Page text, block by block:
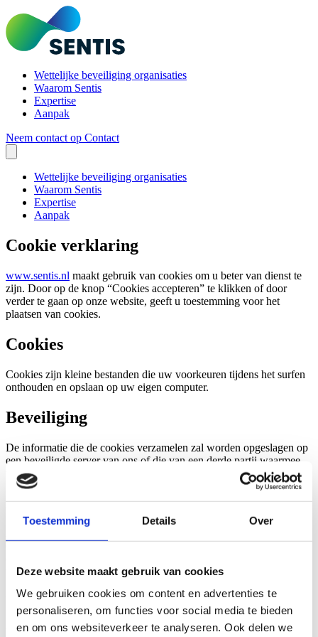
Toestemming Details Over
Deze website maakt gebruik van cookies
We gebruiken cookies om content en advertenties te
personaliseren, om functies voor social media te bieden
en om ons websiteverkeer te analyseren. Ook delen we
Wettelijke beveiliging organisaties
Waarom Sentis
Expertise
Aanpak
Neem contact op Contact
Wettelijke beveiliging organisaties
Waarom Sentis
Expertise
Aanpak
Cookie verklaring
www.sentis.nl maakt gebruik van cookies om u beter van dienst te
zijn. Door op de knop “Cookies accepteren” te klikken of door
verder te gaan op onze website, geeft u toestemming voor het
plaatsen van cookies.
Cookies
Cookies zijn kleine bestanden die uw voorkeuren tijdens het surfen
onthouden en opslaan op uw eigen computer.
Beveiliging
De informatie die de cookies verzamelen zal worden opgeslagen op
een beveiligde server van ons of die van een derde partij waarmee
wij een verwerkersovereenkomst hebben.
Accepteren
onze cookies accepteert. Dit kan op twee manieren: de
verder gaan op onze website.
Uitschakelen
Wilt u niet dat wij cookies op uw computer plaatsen? Dan moet u